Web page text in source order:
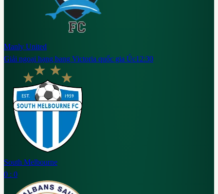
Manly United
Giải ngoại hạng bang Victoria quốc gia Úc12:30
South Melbourne
0 : 0